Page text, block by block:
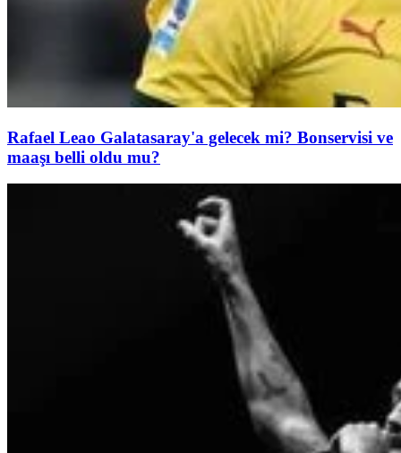
Rafael Leao Galatasaray'a gelecek mi? Bonservisi ve
maaşı belli oldu mu?